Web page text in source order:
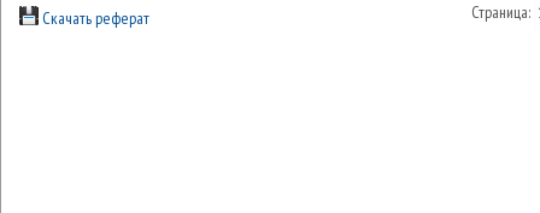
Скачать реферат Страница: